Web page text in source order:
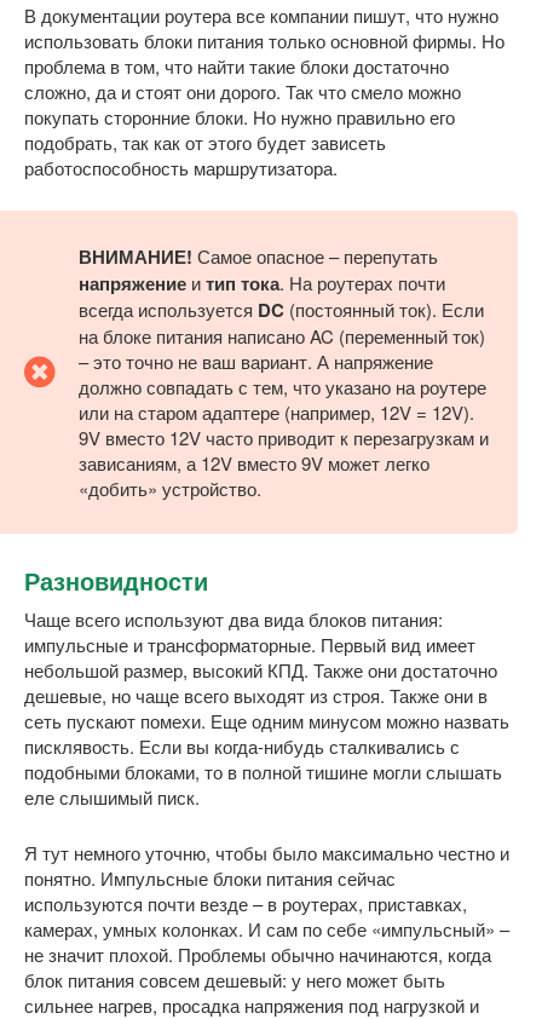
В документации роутера все компании пишут, что нужно
использовать блоки питания только основной фирмы. Но
проблема в том, что найти такие блоки достаточно
сложно, да и стоят они дорого. Так что смело можно
покупать сторонние блоки. Но нужно правильно его
подобрать, так как от этого будет зависеть
работоспособность маршрутизатора.
ВНИМАНИЕ! Самое опасное – перепутать
напряжение итип тока. На роутерах почти
всегда используется DC (постоянный ток). Если
на блоке питания написано AC (переменный ток)
– это точно не ваш вариант. А напряжение
должно совпадать с тем, что указано на роутере
или на старом адаптере (например, 12V = 12V).
9V вместо 12V часто приводит к перезагрузкам и
зависаниям, а 12V вместо 9V может легко
«добить» устройство.
Разновидности
Чаще всего используют два вида блоков питания:
импульсные и трансформаторные. Первый вид имеет
небольшой размер, высокий КПД. Также они достаточно
дешевые, но чаще всего выходят из строя. Также они в
сеть пускают помехи. Еще одним минусом можно назвать
писклявость. Если вы когда-нибудь сталкивались с
подобными блоками, то в полной тишине могли слышать
еле слышимый писк.
Я тут немного уточню, чтобы было максимально честно и
понятно. Импульсные блоки питания сейчас
используются почти везде – в роутерах, приставках,
камерах, умных колонках. И сам по себе «импульсный» –
не значит плохой. Проблемы обычно начинаются, когда
блок питания совсем дешевый: у него может быть
сильнее нагрев, просадка напряжения под нагрузкой и